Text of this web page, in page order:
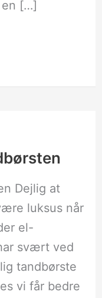
en […]
Dejlig at
luksus når
el-
svært ved
tandbørste
vi får bedre